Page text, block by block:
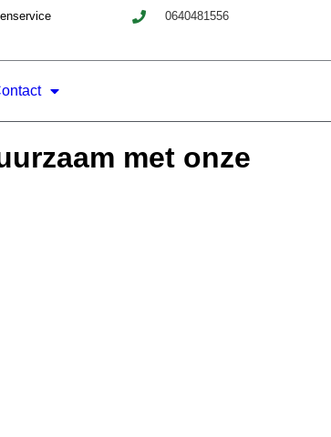
0640481556
met onze